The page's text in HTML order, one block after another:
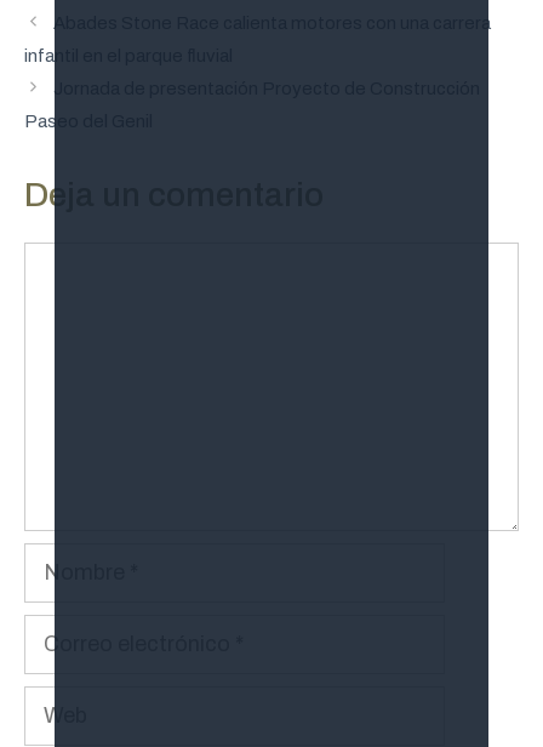
Abades Stone Race calienta motores con una carrera
infantil en el parque fluvial
Jornada de presentación Proyecto de Construcción
Paseo del Genil
Deja un comentario
Nombre
Correo
Web